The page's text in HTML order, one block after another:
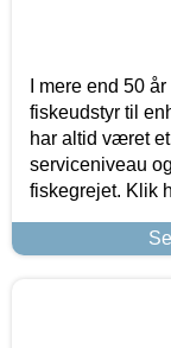
I mere end 50
fiskeudstyr til
har altid været
serviceniveau
fiskegrejet. Klik